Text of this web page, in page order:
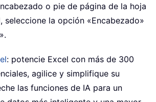
o pie de página de la hoja
seleccione la opción «Encabezado»
: potencie Excel con más de 300
agilice y simplifique su
las funciones de IA para un